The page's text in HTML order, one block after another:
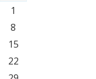
1
8
15
22